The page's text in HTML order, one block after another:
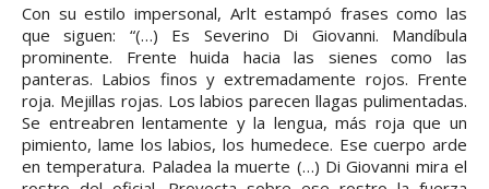
Con su estilo impersonal, Arlt estampó frases como las
que siguen: “(…) Es Severino Di Giovanni. Mandíbula
prominente. Frente huida hacia las sienes como las
panteras. Labios finos y extremadamente rojos. Frente
roja. Mejillas rojas. Los labios parecen llagas pulimentadas.
Se entreabren lentamente y la lengua, más roja que un
pimiento, lame los labios, los humedece. Ese cuerpo arde
en temperatura. Paladea la muerte (…) Di Giovanni mira el